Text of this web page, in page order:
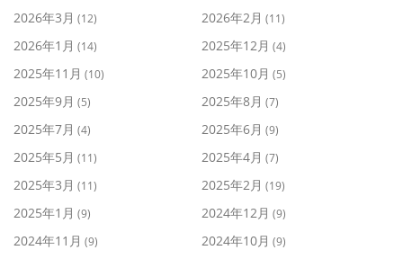
2026年3月 (12) 2026年2月 (11)
2026年1月 (14) 2025年12月 (4)
2025年11月 (10) 2025年10月 (5)
2025年9月 (5) 2025年8月 (7)
2025年7月 (4) 2025年6月 (9)
2025年5月 (11) 2025年4月 (7)
2025年3月 (11) 2025年2月 (19)
2025年1月 (9) 2024年12月 (9)
2024年11月 (9) 2024年10月 (9)